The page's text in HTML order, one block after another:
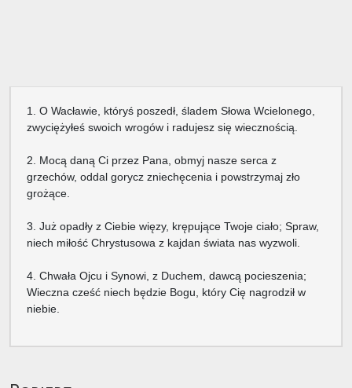
1. O Wacławie, któryś poszedł, śladem Słowa Wcielonego,
zwyciężyłeś swoich wrogów i radujesz się wiecznością.
2. Mocą daną Ci przez Pana, obmyj nasze serca z
grzechów, oddal gorycz zniechęcenia i powstrzymaj zło
grożące.
3. Już opadły z Ciebie więzy, krępujące Twoje ciało; Spraw,
niech miłość Chrystusowa z kajdan świata nas wyzwoli.
4. Chwała Ojcu i Synowi, z Duchem, dawcą pocieszenia;
Wieczna cześć niech będzie Bogu, który Cię nagrodził w
niebie.